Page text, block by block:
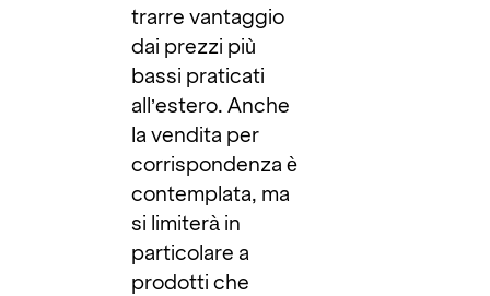
trarre vantaggio
dai prezzi più
bassi praticati
all’estero. Anche
la vendita per
corrispondenza è
contemplata, ma
si limiterà in
particolare a
prodotti che